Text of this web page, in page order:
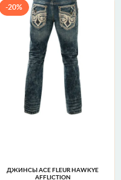
-20%
ДЖИНСЫ ACE FLEUR HAWKYE
AFFLICTION